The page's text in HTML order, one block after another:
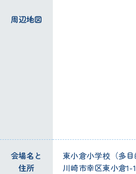
周辺地図
会場名 と
住所
東小倉小学校 （多目
川崎市幸区東小倉1-1